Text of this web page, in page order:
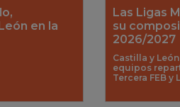
en la
Las Ligas
su
2026/2027
Castilla y
equipos
Tercera FEB y